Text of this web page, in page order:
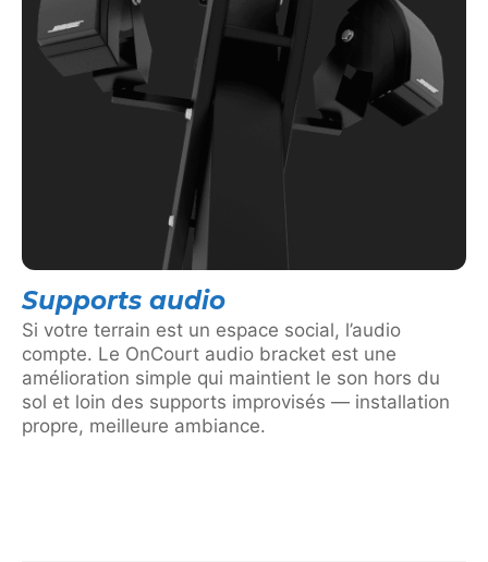
Supports audio
Si votre terrain est un espace social, l’audio
compte. Le OnCourt audio bracket est une
amélioration simple qui maintient le son hors du
sol et loin des supports improvisés — installation
propre, meilleure ambiance.